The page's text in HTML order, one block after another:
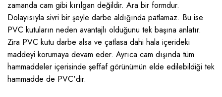
zamanda cam gibi kırılgan değildir. Ara bir formdur.
Dolayısıyla sivri bir şeyle darbe aldığında patlamaz. Bu ise
PVC kutuların neden avantajlı olduğunu tek başına anlatır.
Zira PVC kutu darbe alsa ve çatlasa dahi hala içerideki
maddeyi korumaya devam eder. Ayrıca cam dışında tüm
hammaddeler içerisinde şeffaf görünümün elde edilebildiği tek
hammadde de PVC'dir.